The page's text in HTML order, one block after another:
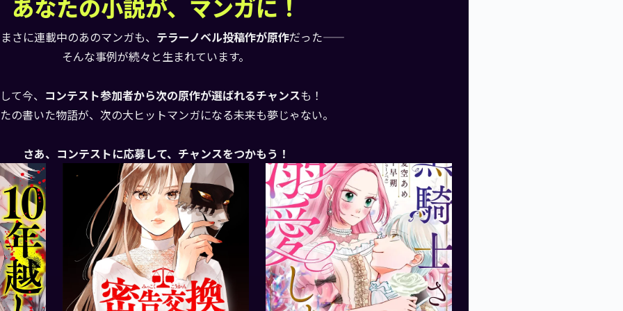
あなたの小説が、マンガに！
さに連載中のあのマンガも、 テラーノベル投稿作が原作だった――
そんな事例が続々と生まれています。
て今、 コンテスト参加者から次の原作が選ばれるチャンスも！
の書いた物語が、次の大ヒットマンガになる未来も夢じゃない。
さあ、コンテストに応募して、チャンスをつかもう！